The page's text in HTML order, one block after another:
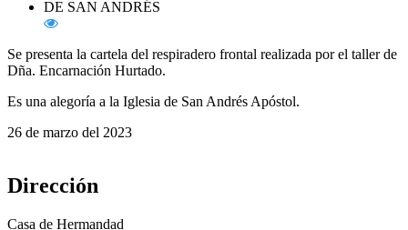
Se presenta la cartela del respiradero frontal realizada por el taller de
Dña. Encarnación Hurtado.
Es una alegoría a la Iglesia de San Andrés Apóstol.
26 de marzo del 2023
Dirección
Casa de Hermandad